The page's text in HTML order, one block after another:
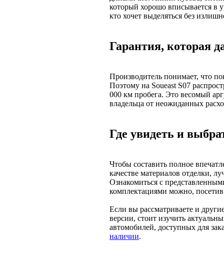
который хорошо вписывается в
кто хочет выделяться без
Гарантия, которая
Производитель понимает, что
Поэтому на Soueast S07
000 км пробега. Это весомый
владельца от неожиданных
Где увидеть и
Чтобы составить полное
качестве материалов отделки,
Ознакомиться с
комплектациями можно,
Если вы рассматриваете и
версии, стоит изучить
автомобилей, доступных для
наличии.